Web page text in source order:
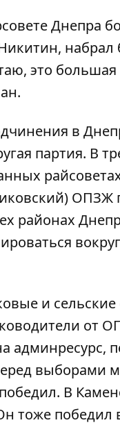
Днепра
набрал
это
в
партия. В
ОПЗЖ
районах
и сельские
от
админресурс,
В
тоже